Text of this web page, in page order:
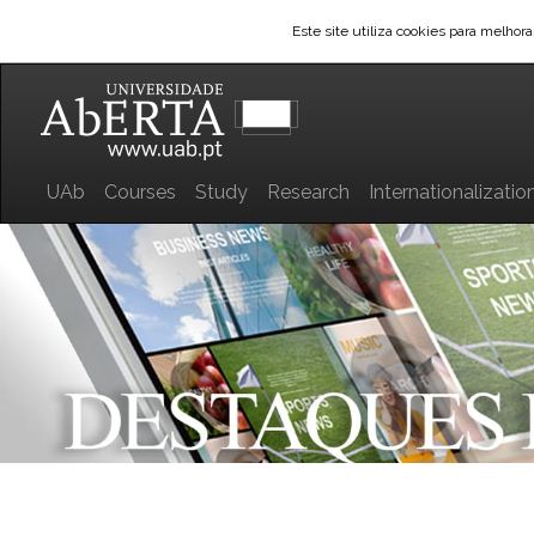
Este site utiliza cookies para
UAb Courses Study Research